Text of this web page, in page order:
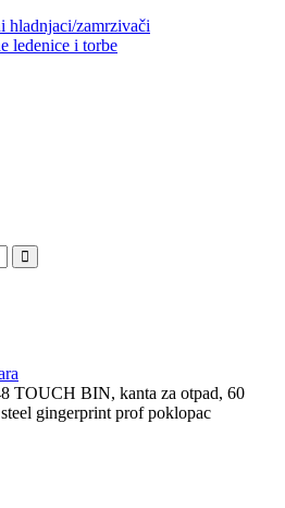
hladnjaci/zamrzivači
ledenice i torbe
TOUCH BIN, kanta za otpad, 60
gingerprint prof poklopac